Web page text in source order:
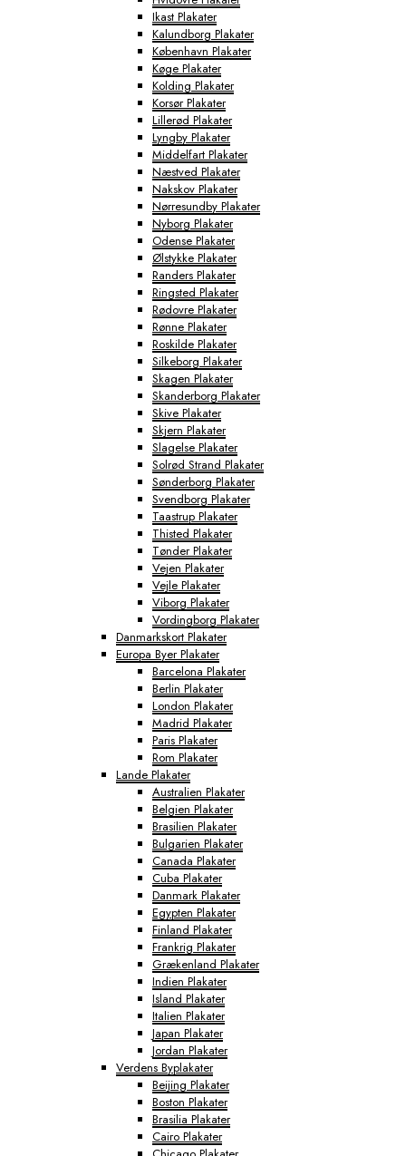
Ikast Plakater
Kalundborg Plakater
København Plakater
Køge Plakater
Kolding Plakater
Korsør Plakater
Lillerød Plakater
Lyngby Plakater
Middelfart Plakater
Næstved Plakater
Nakskov Plakater
Nørresundby Plakater
Nyborg Plakater
Odense Plakater
Ølstykke Plakater
Randers Plakater
Ringsted Plakater
Rødovre Plakater
Rønne Plakater
Roskilde Plakater
Silkeborg Plakater
Skagen Plakater
Skanderborg Plakater
Skive Plakater
Skjern Plakater
Slagelse Plakater
Solrød Strand Plakater
Sønderborg Plakater
Svendborg Plakater
Taastrup Plakater
Thisted Plakater
Tønder Plakater
Vejen Plakater
Vejle Plakater
Viborg Plakater
Vordingborg Plakater
Danmarkskort Plakater
Europa Byer Plakater
Barcelona Plakater
Berlin Plakater
London Plakater
Madrid Plakater
Paris Plakater
Rom Plakater
Lande Plakater
Australien Plakater
Belgien Plakater
Brasilien Plakater
Bulgarien Plakater
Canada Plakater
Cuba Plakater
Danmark Plakater
Egypten Plakater
Finland Plakater
Frankrig Plakater
Grækenland Plakater
Indien Plakater
Island Plakater
Italien Plakater
Japan Plakater
Jordan Plakater
Verdens Byplakater
Beijing Plakater
Boston Plakater
Brasilia Plakater
Cairo Plakater